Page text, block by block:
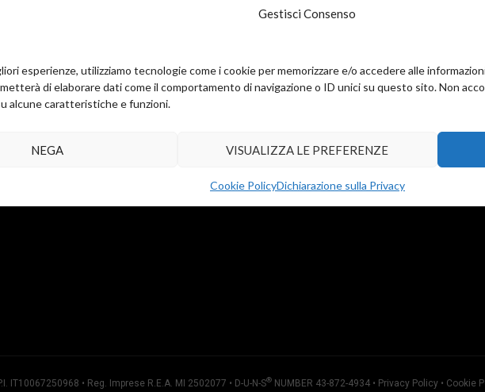
Gestisci Consenso
esperienze, utilizziamo tecnologie come i cookie per memorizzare e/o accedere alle
di elaborare dati come il comportamento di navigazione o ID unici su questo sito. Non
alcune caratteristiche e funzioni.
NEGA VISUALIZZA LE PREFERENZE
Cookie PolicyDichiarazione sulla Privacy
IT10067250968 • Reg. Imprese R.E.A. MI 2502077 • D-U-N-S®NUMBER 43-872-4934 • Privacy Policy• Cookie